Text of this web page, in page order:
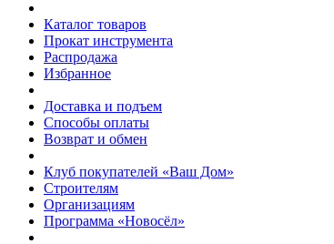
Каталог товаров
Прокат инструмента
Распродажа
Избранное
Доставка и подъем
Способы оплаты
Возврат и обмен
Клуб покупателей «Ваш Дом»
Строителям
Организациям
Программа «Новосёл»